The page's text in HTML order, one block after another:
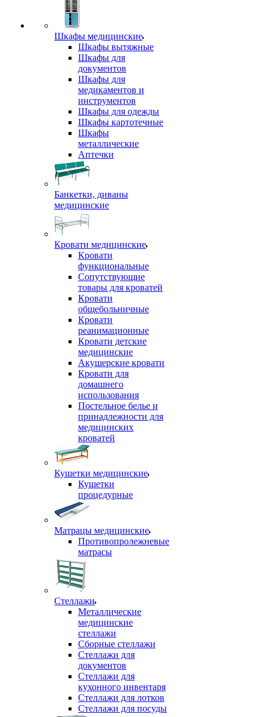
Шкафы медицинские
Шкафы вытяжные
Шкафы для
документов
Шкафы для
медикаментов и
инструментов
Шкафы для одежды
Шкафы картотечные
Шкафы
металлические
Аптечки
Банкетки, диваны
медицинские
Кровати медицинские
Кровати
функциональные
Сопутствующие
товары для кроватей
Кровати
общебольничные
Кровати
реанимационные
Кровати детские
медицинские
Акушерские кровати
Кровати для
домашнего
использования
Постельное белье и
принадлежности для
медицинских
кроватей
Кушетки медицинские
Кушетки
процедурные
Матрацы медицинские
Противопролежневые
матрасы
Стеллажи
Металлические
медицинские
стеллажи
Сборные стеллажи
Стеллажи для
документов
Стеллажи для
кухонного инвентаря
Стеллажи для лотков
Стеллажи для посуды